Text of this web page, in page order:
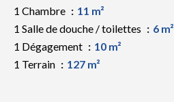
1 Chambre
11 m²
1 Salle de douche / toilettes
6 m²
1 Dégagement
10 m²
1 Terrain
127 m²